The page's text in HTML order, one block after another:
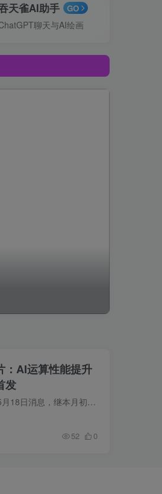
天雀AI助手 GO
聊天与AI绘画
：AI运算性能提升
发
文 | 智东西 韦世玮 智东西5月18日消息，继本月初联发科发布天玑1000+旗舰5G芯片后，刚刚紧接发布了5G芯片——天玑820。该芯片主要面向中高端5G手机，采用台积电7nm工艺，以及4大核CPU架构和高...
52 0